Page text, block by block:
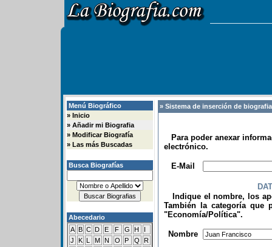
Menú Biográfico
» Inicio
» Añadir mi Biografia
» Modificar Biografía
» Las más Buscadas
Busca Biografías
Abecedario
A B C D E F G H
I
J
K L M N O P Q
R
» Sistema de inserción de
Para poder anexar
electrónico.
E-Mail
Indique el nombre, los
También la categoría que
"Economía/Política".
Nombre